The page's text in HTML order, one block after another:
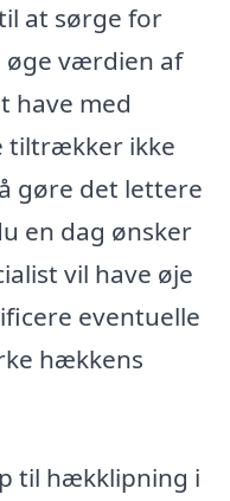
at sørge for
øge værdien af
have med
tiltrækker ikke
gøre det lettere
en dag ønsker
vil have øje
eventuelle
hækkens
til hækklipning i